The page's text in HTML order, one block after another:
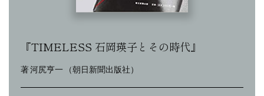
『TIMELESS 石岡瑛子とその時代』
著 河尻亨一 （朝日新聞出版社）